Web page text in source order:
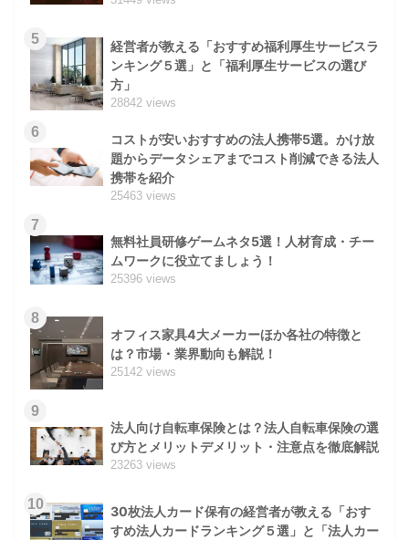
5
経営者が教える「おすすめ福利厚生サービスラ
ンキング５選」と「福利厚生サービスの選び
方」
28842 views
6
コストが安いおすすめの法人携帯5選。かけ放
題からデータシェアまでコスト削減できる法人
携帯を紹介
25463 views
7
無料社員研修ゲームネタ5選！人材育成・チー
ムワークに役立てましょう！
25396 views
8
オフィス家具4大メーカーほか各社の特徴と
は？市場・業界動向も解説！
25142 views
9
法人向け自転車保険とは？法人自転車保険の選
び方とメリットデメリット・注意点を徹底解説
23263 views
10
30枚法人カード保有の経営者が教える「おす
すめ法人カードランキング５選」と「法人カー